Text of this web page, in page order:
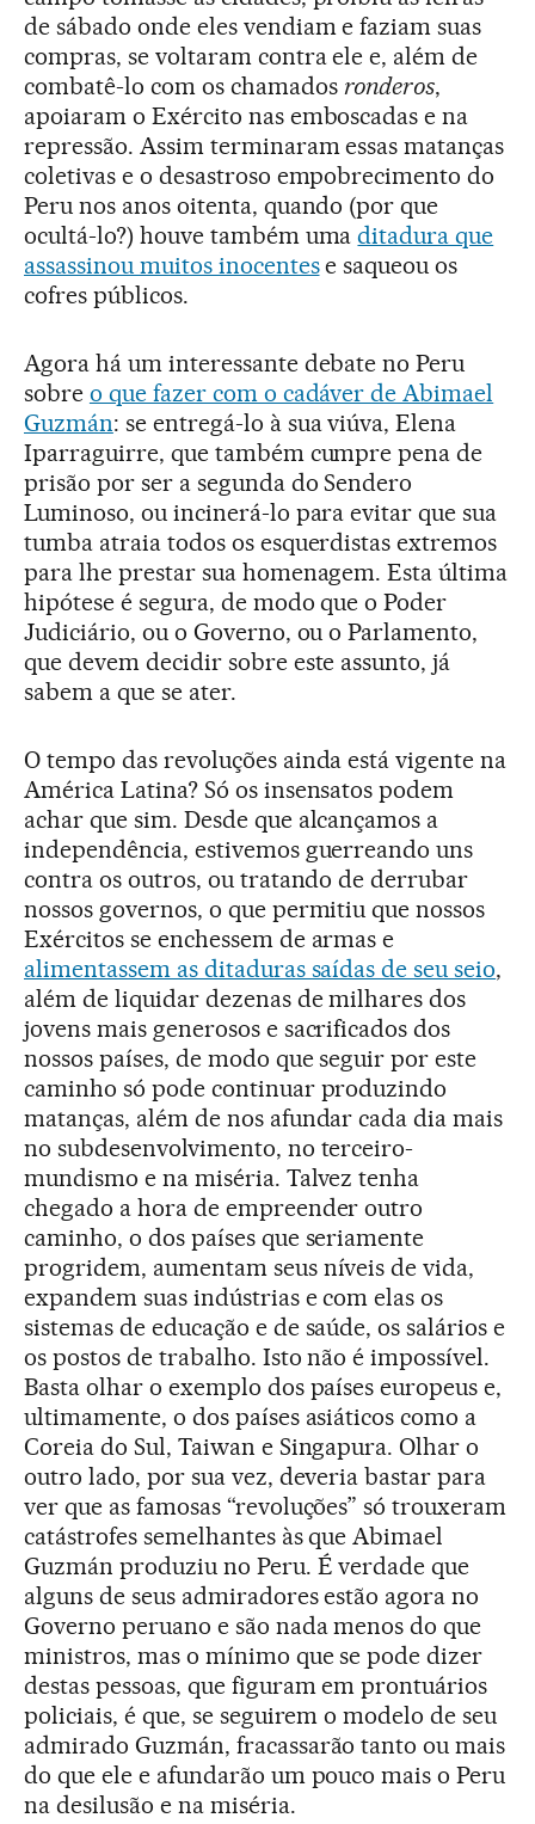
de sábado onde eles vendiam e faziam suas
compras, se voltaram contra ele e, além de
combatê-lo com os chamados ronderos,
apoiaram o Exército nas emboscadas e na
repressão. Assim terminaram essas matanças
coletivas e o desastroso empobrecimento do
Peru nos anos oitenta, quando (por que
ocultá-lo?) houve também umaditadura que
assassinou muitos inocentese saqueou os
cofres públicos.
Agora há um interessante debate no Peru
sobre o que fazer com o cadáver de Abimael
Guzmán: se entregá-lo à sua viúva, Elena
Iparraguirre, que também cumpre pena de
prisão por ser a segunda do Sendero
Luminoso, ou incinerá-lo para evitar que sua
tumba atraia todos os esquerdistas extremos
para lhe prestar sua homenagem. Esta última
hipótese é segura, de modo que o Poder
Judiciário, ou o Governo, ou o Parlamento,
que devem decidir sobre este assunto, já
sabem a que se ater.
O tempo das revoluções ainda está vigente na
América Latina? Só os insensatos podem
achar que sim. Desde que alcançamos a
independência, estivemos guerreando uns
contra os outros, ou tratando de derrubar
nossos governos, o que permitiu que nossos
Exércitos se enchessem de armas e
alimentassem as ditaduras saídas de seu seio,
além de liquidar dezenas de milhares dos
jovens mais generosos e sacrificados dos
nossos países, de modo que seguir por este
caminho só pode continuar produzindo
matanças, além de nos afundar cada dia mais
no subdesenvolvimento, no terceiro-
mundismo e na miséria. Talvez tenha
chegado a hora de empreender outro
caminho, o dos países que seriamente
progridem, aumentam seus níveis de vida,
expandem suas indústrias e com elas os
sistemas de educação e de saúde, os salários e
os postos de trabalho. Isto não é impossível.
Basta olhar o exemplo dos países europeus e,
ultimamente, o dos países asiáticos como a
Coreia do Sul, Taiwan e Singapura. Olhar o
outro lado, por sua vez, deveria bastar para
ver que as famosas “revoluções” só trouxeram
catástrofes semelhantes às que Abimael
Guzmán produziu no Peru. É verdade que
alguns de seus admiradores estão agora no
Governo peruano e são nada menos do que
ministros, mas o mínimo que se pode dizer
destas pessoas, que figuram em prontuários
policiais, é que, se seguirem o modelo de seu
admirado Guzmán, fracassarão tanto ou mais
do que ele e afundarão um pouco mais o Peru
na desilusão e na miséria.